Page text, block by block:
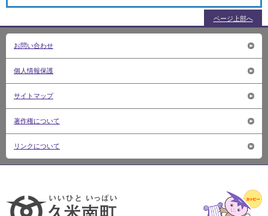
ページ上部へ
お問い合わせ
個人情報保護
サイトマップ
著作権について
リンクについて
いい